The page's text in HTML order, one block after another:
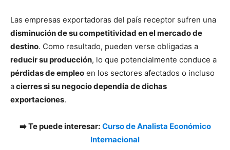
Las empresas exportadoras del país receptor sufren una
disminución de su competitividad en el mercado de
destino. Como resultado, pueden verse obligadas a
reducir su producción, lo que potencialmente conduce a
pérdidas de empleo en los sectores afectados o incluso
acierres si su negocio dependía de dichas
exportaciones.
➡️ Te puede interesar: Curso de Analista Económico
Internacional